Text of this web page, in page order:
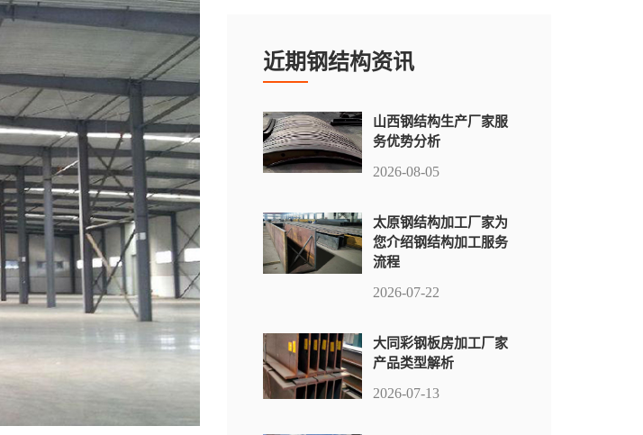
近期钢结构资讯
山西钢结构生产厂家服
务优势分析
2026-08-05
太原钢结构加工厂家为
您介绍钢结构加工服务
流程
2026-07-22
大同彩钢板房加工厂家
产品类型解析
2026-07-13